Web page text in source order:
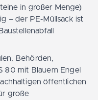
in großer Menge)
– der PE-Müllsack ist
Behörden,
80 mit Blauem Engel
öffentlichen
große